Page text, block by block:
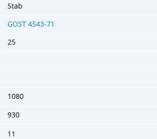
Stab
GOST 4543-71
25
1080
930
11